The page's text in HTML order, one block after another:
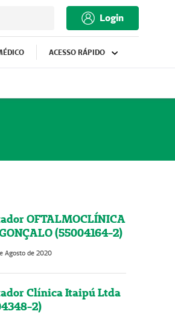
Login
ACESSO RÁPIDO
OFTALMOCLÍNICA
(55004164-2)
Agosto de 2020
Clínica Itaipú Ltda
2)